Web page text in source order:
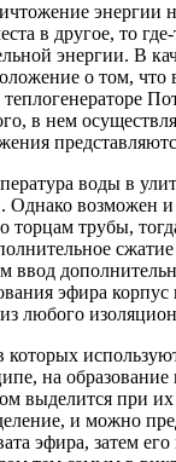
энергии
в другое, то
энергии. В
о том, что
в нем
воды в
возможен и
трубы,
эфира
любого
на
выделится при
и можно
эфира, затем